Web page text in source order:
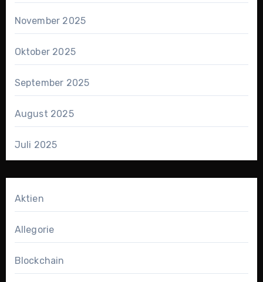
November 2025
Oktober 2025
September 2025
August 2025
Juli 2025
Aktien
Allegorie
Blockchain